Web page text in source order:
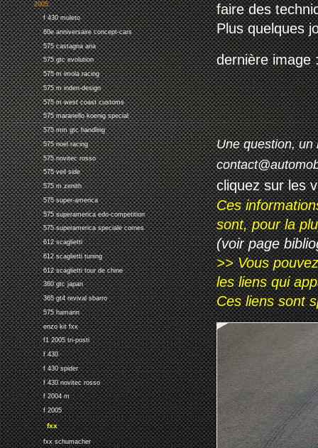
2005
f 430 muleto
60e anniversaire concept-cars
575 castagna aria
575 gtc evolution
575 m imola racing
575 m inden-design
575 m west coast customs
575 maranello koenig special
575 mm gtc handling
575 noel racing
575 novitec rosso
575 veil side
575 m zenith
575 super-america
575 superamerica edo-competition
575 superamerica speciale cornes
612 scaglietti
612 scaglietti tuning
612 scaglietti tour de chine
360 gtc japan
365 gt4 revival sbarro
575 hamann
enzo kit fxx
f1 2005 tri-posti
f 430
f 430 spider
f 430 novitec rosso
f 2004 m
f 2005
fxx
fxx schumacher
faire des
Plus quelques
dernière image
Une question, un
cliquez sur les
Ces
sont, pour la
(voir page
>> Vous
les liens qui
Ces liens sont